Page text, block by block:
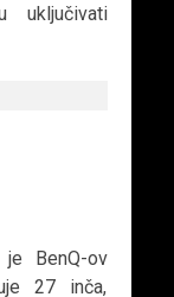
uključivati
BenQ-ov
27 inča,